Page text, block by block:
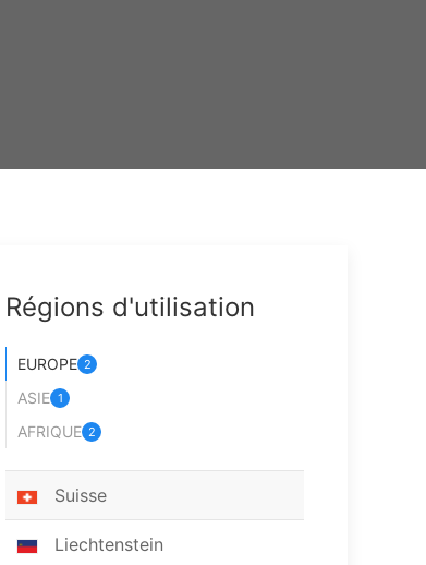
Régions d'utilisation
EUROPE 2
ASIE 1
AFRIQUE 2
Suisse
Liechtenstein